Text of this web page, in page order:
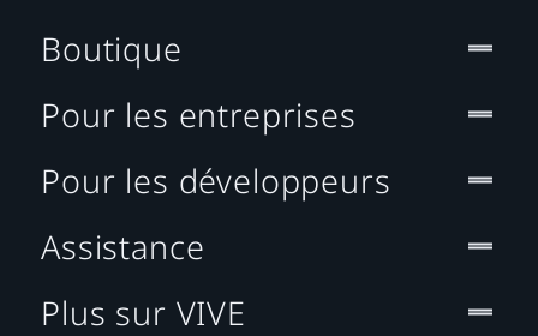
Boutique
Pour les entreprises
Pour les développeurs
Assistance
Plus sur VIVE